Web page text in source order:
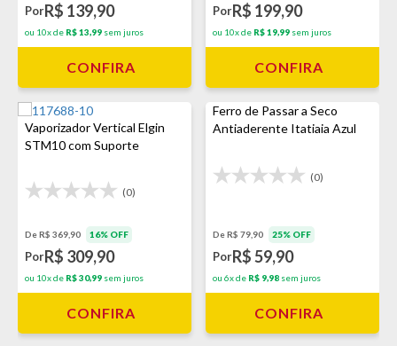
PorR$ 139,90
ou 10x de R$ 13,99 sem juros
CONFIRA
PorR$ 199,90
ou 10x de R$ 19,99 sem juros
CONFIRA
Vaporizador Vertical Elgin
STM10 com Suporte
(0)
De R$ 369,90 16% OFF
PorR$ 309,90
ou 10x de R$ 30,99 sem juros
CONFIRA
Ferro de Passar a Seco
Antiaderente Itatiaia Azul
(0)
De R$ 79,90 25% OFF
PorR$ 59,90
ou 6x de R$ 9,98 sem juros
CONFIRA